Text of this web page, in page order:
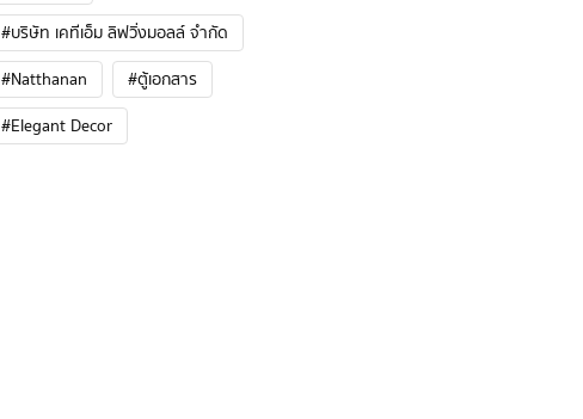
#บริษัท เคทีเอ็ม ลิฟวิ่งมอลล์ จำกัด
#Natthanan
#ตู้เอกสาร
#Elegant Decor